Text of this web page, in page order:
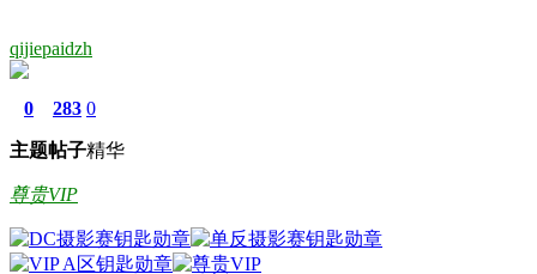
qijiepaidzh
0
主题
283
帖子
0
精华
尊贵VIP